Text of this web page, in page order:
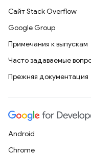
Сайт Stack Overflow
Google Group
Примечания к выпускам
Часто задаваемые
Прежняя документация
Android
Chrome